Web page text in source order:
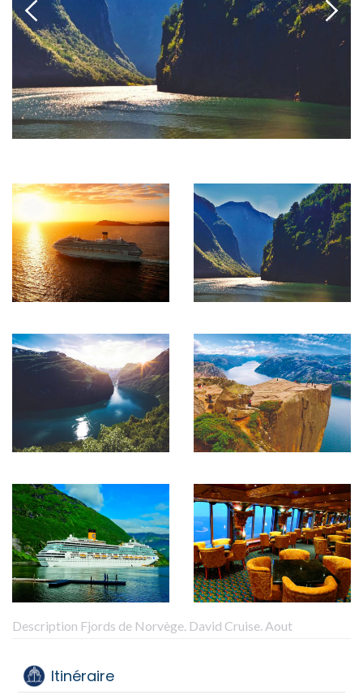
Description Fjords de Norvège. David Cruise. Aout
Itinéraire